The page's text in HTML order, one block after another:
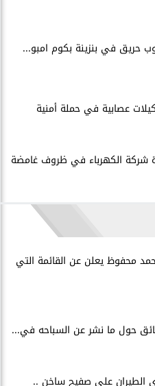
حريق في بنزينة بكوم امبو...
شركة الكهرباء في ظروف غامضة
محفوظ يعلن عن القائمة التي
حول ما نشر عن السباحه في...
الطيران علي صفيح ساخن ..